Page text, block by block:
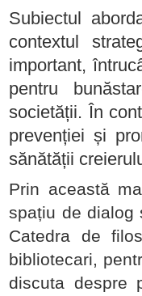
Subiectul
contextul
important,
pentru
societății. În
prevenției și
sănătății
Prin această
spațiu de dialog
Catedra de
bibliotecari,
discuta despre